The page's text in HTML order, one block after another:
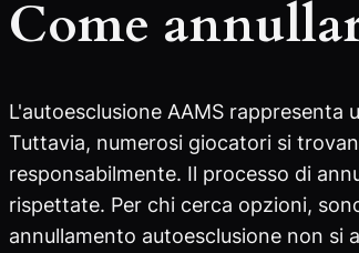
Come
L'autoesclusione AAMS
Tuttavia, numerosi giocatori si
responsabilmente. Il processo di
rispettate. Per chi cerca opzioni,
annullamento autoesclusione non si